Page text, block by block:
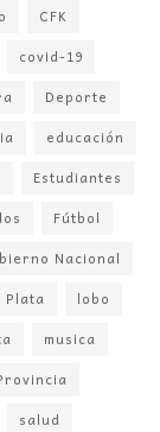
CFK
covid-19
Deporte
educación
Estudiantes
Fútbol
Nacional
Plata
lobo
musica
salud